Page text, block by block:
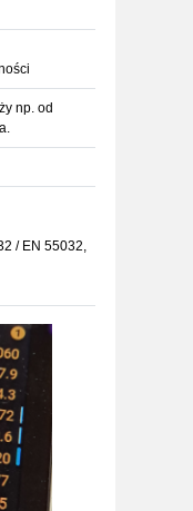
np. od
/ EN 55032,